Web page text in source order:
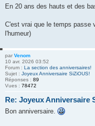
En 20 ans des hauts et des
C'est vrai que le temps passe
l'humeur)
par Venom
10 avr. 2026 03:52
Forum : La section des anniversaires!
Sujet : Joyeux Anniversaire SiZiOUS!
Réponses : 89
Vues : 78472
Re: Joyeux Anniversaire
Bon anniversaire.